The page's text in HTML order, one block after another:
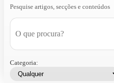
Pesquise artigos, secções e conteúdos
Categoria: